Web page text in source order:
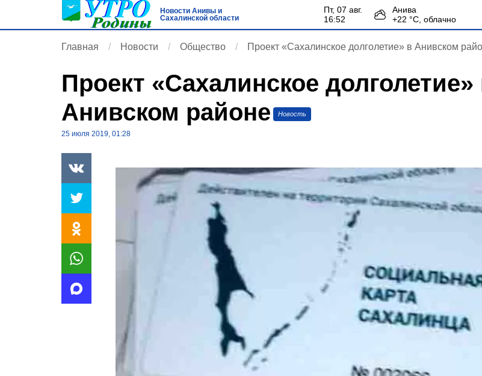
Новости Анивы и
Сахалинской области
пт, 07 авг.
16:52
Анива
+22 °С, облачно
Главная Новости Общество Проект «Сахалинское долголетие» в Анивском
Проект «Сахалинское долголетие»
Анивском районе
Новость
25 июля 2019, 01:28